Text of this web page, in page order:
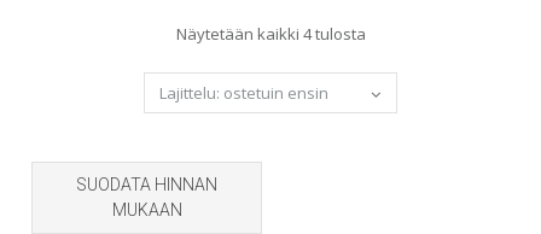
Näytetään kaikki 4 tulostaSorted
by
popularity
SUODATA HINNAN
MUKAAN